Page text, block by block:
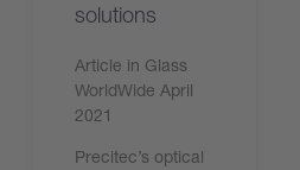
solutions
Article in Glass
WorldWide April
2021
Precitec’s optical